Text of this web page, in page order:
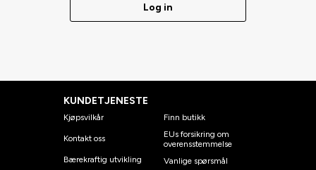
Log in
KUNDETJENESTE
Kjøpsvilkår
Kontakt oss
Bærekraftig utvikling
Finn butikk
EUs forsikring om
overensstemmelse
Vanlige spørsmål